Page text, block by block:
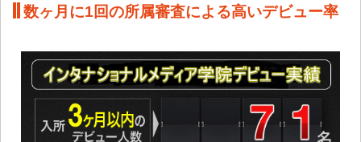
数ヶ月に1回の所属審査による高いデビュー率